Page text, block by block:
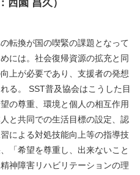
西園 昌久）
転換が国の喫緊の課題となって
には。社会復帰資源の拡充と同
上が必要であり、支援者の発想
る。 SST普及協会はこうした目
の尊重、環境と個人の相互作用
と共同での生活目標の設定、認
による対処技能向上等の指導技
「希望を尊重し、出来ないこと
神障害リハビリテーションの理